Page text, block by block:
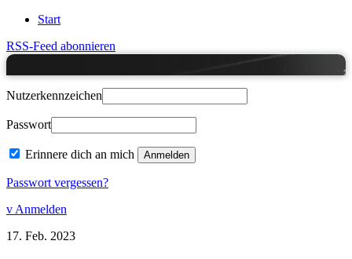
Start
RSS-Feed abonnieren
Nutzerkennzeichen
Passwort
Erinnere dich an mich
Passwort vergessen?
v Anmelden
17. Feb. 2023